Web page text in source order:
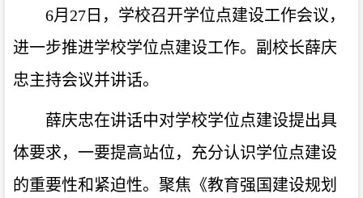
6月27日，学校召开学位点建设工作会议，
进一步推进学校学位点建设工作。副校长薛庆
忠主持会议并讲话。
薛庆忠在讲话中对学校学位点建设提出具
体要求，一要提高站位，充分认识学位点建设
的重要性和紧迫性。聚焦《教育强国建设规划